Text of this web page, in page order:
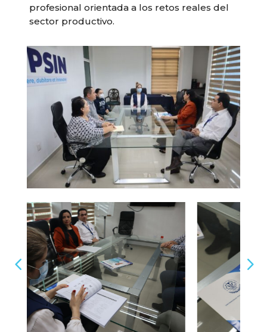
profesional orientada a los retos reales del
sector productivo.